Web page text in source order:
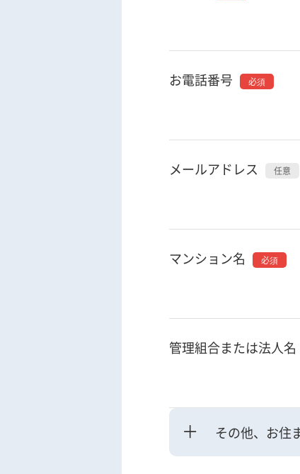
お電話番号
メールアドレス
マンション名
管理組合または法人名
その他、お住